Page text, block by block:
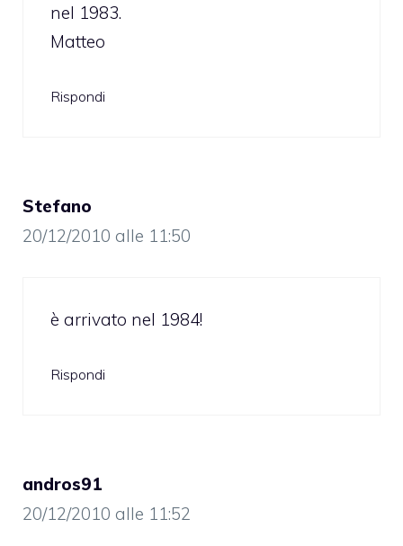
nel 1983.
Matteo
Rispondi
Stefano
20/12/2010 alle 11:50
è arrivato nel 1984!
Rispondi
andros91
20/12/2010 alle 11:52